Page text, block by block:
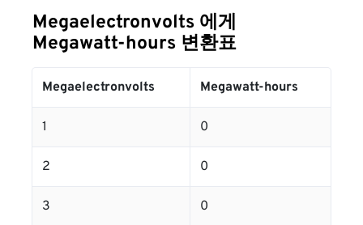
Megaelectronvolts 에게
Megawatt-hours 변환표
Megaelectronvolts Megawatt-hours
1 0
2 0
3 0